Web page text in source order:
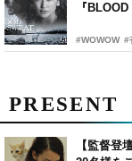
『
#WOWOW #
PRESENT
【監督登